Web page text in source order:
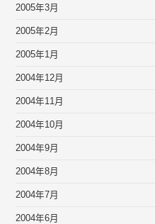
2005年3月
2005年2月
2005年1月
2004年12月
2004年11月
2004年10月
2004年9月
2004年8月
2004年7月
2004年6月